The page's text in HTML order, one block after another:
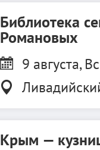
Библиотека
Романовых
9 августа,
Крым —